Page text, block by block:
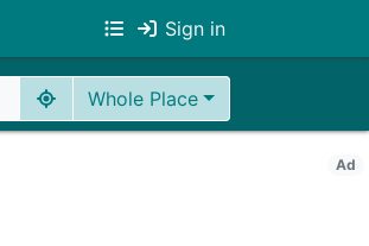
Sign in
Whole Place
Ad